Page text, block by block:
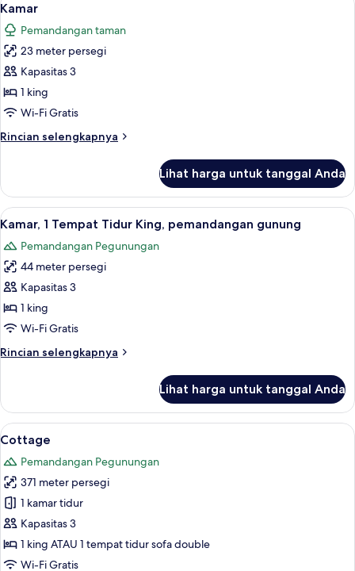
Tempat
Tidur
King,
pemandangan
samudra
semua
foto
untuk
Kamar
6
Kamar
Pemandangan taman
23 meter persegi
Kapasitas 3
1 king
Wi-Fi Gratis
Rincian selengkapnya
Rincian
Kamar
Lihat harga untuk tanggal Anda
Lihat
semua
foto
untuk
Kamar,
1
Tempat
King,
Kamar, 1 Tempat Tidur King,
6
Kamar, 1 Tempat Tidur King, pemandangan gunung
Pemandangan Pegunungan
44 meter persegi
Kapasitas 3
1 king
Wi-Fi Gratis
Rincian selengkapnya
Rincian
Kamar,
Tempat
King,
pemandangan
gunung
Lihat harga untuk tanggal Anda
Lihat
semua
foto
untuk
Cottage
6
Cottage
Pemandangan Pegunungan
371 meter persegi
1 kamar tidur
Kapasitas 3
1 king ATAU 1 tempat tidur sofa double
Wi-Fi Gratis